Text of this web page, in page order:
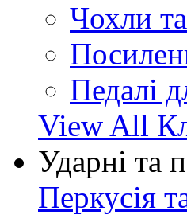
Чохли
Педалі
View All
Ударні та
Перкусія